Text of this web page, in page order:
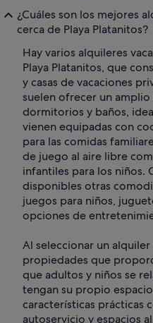
¿Cuáles son los mejores
cerca de Playa Platanitos?
Hay varios alquileres
Playa Platanitos, que
y casas de vacaciones
suelen ofrecer un
dormitorios y baños,
vienen equipadas con
para las comidas
de juego al aire libre
infantiles para los niños.
disponibles otras
juegos para niños,
opciones de
Al seleccionar un
propiedades que
que adultos y niños se
tengan su propio
características prácticas
autoservicio y espacios